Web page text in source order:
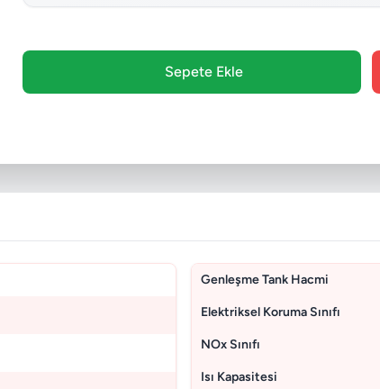
Sepete Ekle
Genleşme Tank Hacmi
Elektriksel Koruma Sınıfı
NOx Sınıfı
Isı Kapasitesi